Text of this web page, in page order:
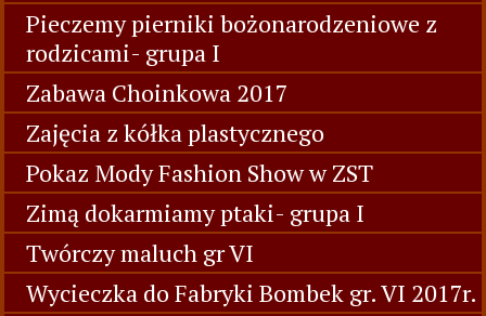
Pieczemy pierniki bożonarodzeniowe z
rodzicami- grupa I
Zabawa Choinkowa 2017
Zajęcia z kółka plastycznego
Pokaz Mody Fashion Show w ZST
Zimą dokarmiamy ptaki- grupa I
Twórczy maluch gr VI
Wycieczka do Fabryki Bombek gr. VI 2017r.